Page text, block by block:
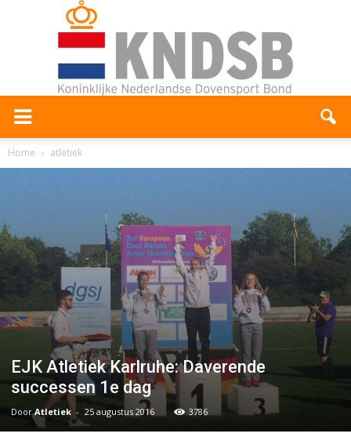
Home atletiek
EJK Atletiek Karlruhe: Daverende
successen 1e dag
DoorAtletiek - 25 augustus 2016 3786